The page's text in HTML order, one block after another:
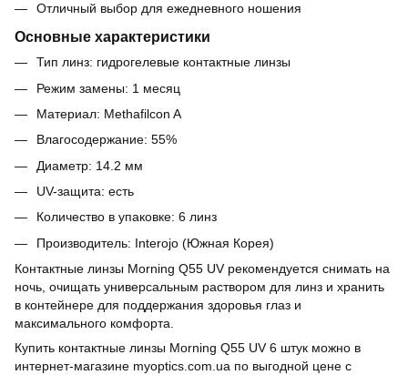
Отличный выбор для ежедневного ношения
Основные характеристики
Тип линз: гидрогелевые контактные линзы
Режим замены: 1 месяц
Материал: Methafilcon A
Влагосодержание: 55%
Диаметр: 14.2 мм
UV-защита: есть
Количество в упаковке: 6 линз
Производитель: Interojo (Южная Корея)
Контактные линзы Morning Q55 UV рекомендуется снимать на
ночь, очищать универсальным раствором для линз и хранить
в контейнере для поддержания здоровья глаз и
максимального комфорта.
Купить контактные линзы Morning Q55 UV 6 штук можно в
интернет-магазине myoptics.com.ua по выгодной цене с